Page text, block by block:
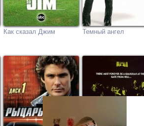
Как сказал Джим Темный ангел